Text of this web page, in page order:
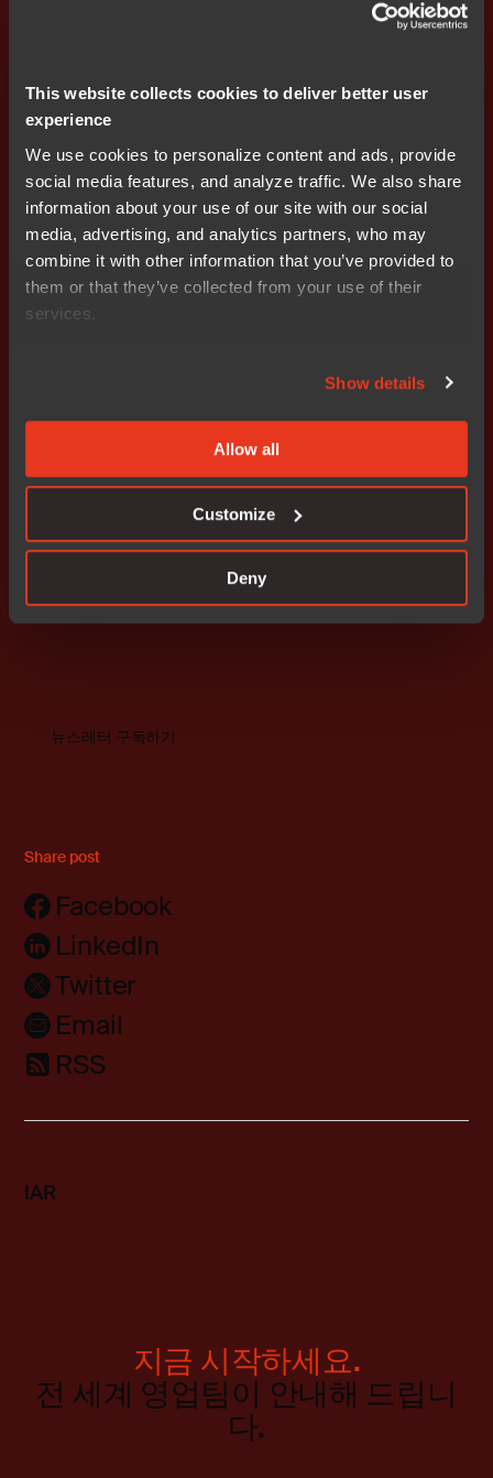
This website collects cookies to deliver better user
experience
We use cookies to personalize content and ads, provide
social media features, and analyze traffic. We also share
information about your use of our site with our social
media, advertising, and analytics partners, who may
combine it with other information that you’ve provided to
them or that they’ve collected from your use of their
services.
Show details
Allow all
Customize
Deny
사용할 수 있게 되었다. 이를 통해 RZ/T2M 및 RZ/N2L은
될 ‘인증된 자가 테스트 소프트웨어’와 ‘SIL3 시스템 소프트
웨어 키트’는 IAR 임베디드 워크벤치를 사용하여 개발되었
다. 이 툴의 인증된 기능 안전 에디션과 함께 사용하면, 사
용자는 개발 관련 시간과 업무량을 크게 줄일 수 있다"고
말했다.
IAR 시스템즈의 앤더스 홈버그(Anders Holmberg) CTO는
“스마트 모터 컨트롤러와 고속 네트워킹은 제조 분야의 미
래를 펼치는데 있어서 두 가지 핵심 구성요소이다. Arm용
함께 사용할 수 있도록 인증되었다. 르네사스와의 깊고 오
혁신적인 솔루션을 실현할 수 있었다. RZ/T2, RZ/N2 시리
차이다"라고 말했다.
뉴스레터 구독하기
Share post
Facebook
LinkedIn
Twitter
Email
RSS
IAR
지금 시작하세요.
전 세계 영업팀이 안내해 드립니
다.